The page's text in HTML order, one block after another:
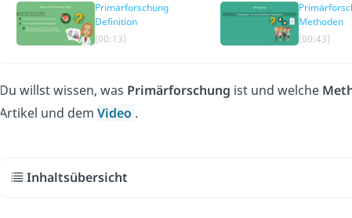
Primärforschung
Definition
(00:13)
Methoden
(00:43)
Du willst wissen, was Primärforschung ist und welche
Artikel und dem Video .
Inhaltsübersicht